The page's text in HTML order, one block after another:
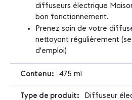
diffuseurs électrique
bon fonctionnement.
Prenez soin de votre
nettoyant régulièrement
d'emploi)
475 ml
Diffuseur